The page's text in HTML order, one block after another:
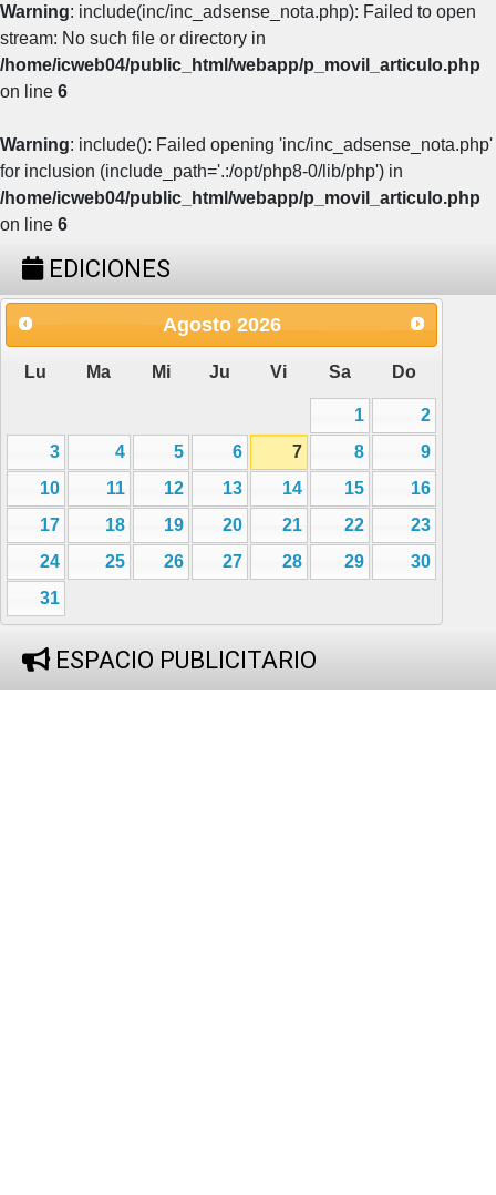
Warning: include(inc/inc_adsense_nota.php): Failed to open
stream: No such file or directory in
/home/icweb04/public_html/webapp/p_movil_articulo.php
on line 6
Warning: include(): Failed opening 'inc/inc_adsense_nota.php'
for inclusion (include_path='.:/opt/php8-0/lib/php') in
/home/icweb04/public_html/webapp/p_movil_articulo.php
on line 6
EDICIONES
Agosto 2026
Lu Ma Mi Ju Vi Sa Do
1
2
3
4 5 6 7 8
9
10
11 12 13 14 15
16
17
18 19 20 21 22
23
24
25 26 27 28 29
30
31
ESPACIO PUBLICITARIO